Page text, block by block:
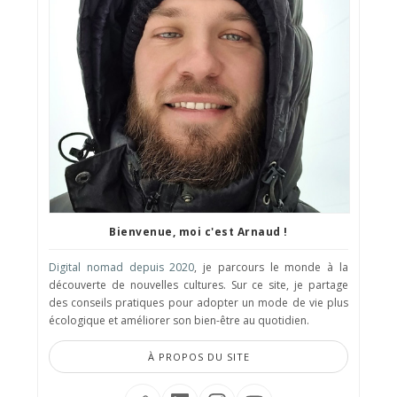
Bienvenue, moi c'est Arnaud !
Digital nomad depuis 2020, je parcours le monde à la
découverte de nouvelles cultures. Sur ce site, je partage
des conseils pratiques pour adopter un mode de vie plus
écologique et améliorer son bien-être au quotidien.
À PROPOS DU SITE